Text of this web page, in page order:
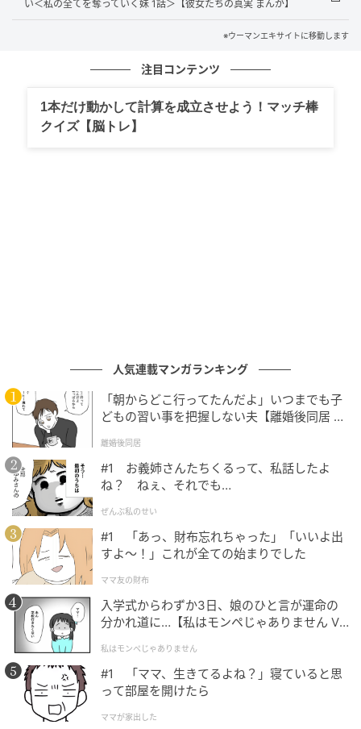
ウーマンエキサイト
ウーマンエキサイト
い＜私の全てを奪っていく妹 1話＞【彼女たちの真実 まんが】
※ウーマンエキサイトに移動します
注目コンテンツ
1本だけ動かして計算を成立させよう！マッチ棒
クイズ【脳トレ】
人気連載マンガランキング
「朝からどこ行ってたんだよ」いつまでも子
どもの習い事を把握しない夫【離婚後同居 Vo
離婚後同居
#1 お義姉さんたちくるって、私話したよ
ね？ ねぇ、それでも…
ぜんぶ私のせい
#1 「あっ、財布忘れちゃった」「いいよ出
すよ〜！」これが全ての始まりでした
ママ友の財布
入学式からわずか3日、娘のひと言が運命の
分かれ道に…【私はモンペじゃありません Vo
私はモンペじゃありません
#1 「ママ、生きてるよね？」寝ていると思
って部屋を開けたら
ママが家出した